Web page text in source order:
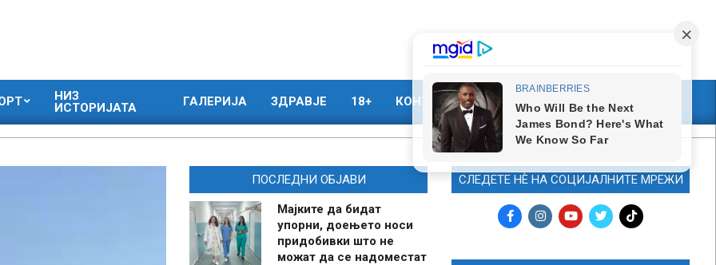
НИЗ
ИСТОРИЈАТА
ГАЛЕРИЈА ЗДРАВЈЕ 18+ КОНТАКТ МАРКЕТИНГ
ПОСЛЕДНИ ОБЈАВИ
Мајките да бидат
упорни, доењето носи
придобивки што не
можат да се надоместат
СЛЕДЕТЕ НЀ НА СОЦИЈАЛНИТЕ МРЕЖИ